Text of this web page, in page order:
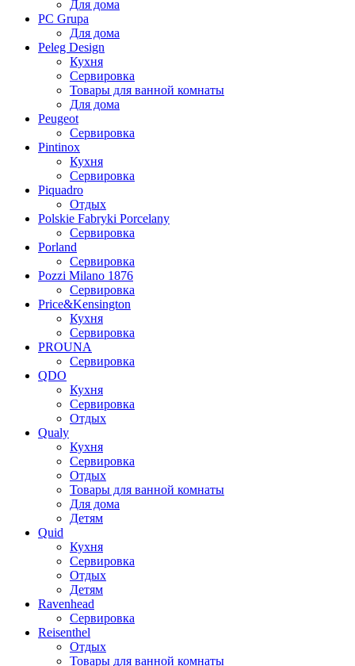
Для дома
PC Grupa
Для дома
Peleg Design
Кухня
Сервировка
Товары для ванной комнаты
Для дома
Peugeot
Сервировка
Pintinox
Кухня
Сервировка
Piquadro
Отдых
Polskie Fabryki Porcelany
Сервировка
Porland
Сервировка
Pozzi Milano 1876
Сервировка
Price&Kensington
Кухня
Сервировка
PROUNA
Сервировка
QDO
Кухня
Сервировка
Отдых
Qualy
Кухня
Сервировка
Отдых
Товары для ванной комнаты
Для дома
Детям
Quid
Кухня
Сервировка
Отдых
Детям
Ravenhead
Сервировка
Reisenthel
Отдых
Товары для ванной комнаты